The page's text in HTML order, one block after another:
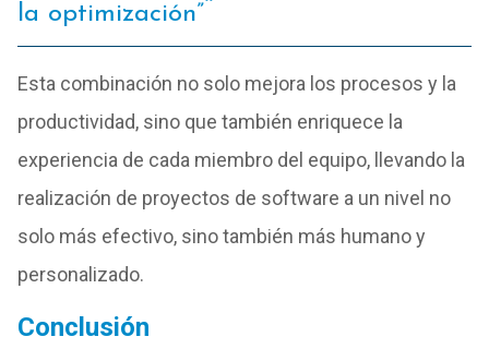
la optimización”
Esta combinación no solo mejora los procesos y la
productividad, sino que también enriquece la
experiencia de cada miembro del equipo, llevando la
realización de proyectos de software a un nivel no
solo más efectivo, sino también más humano y
personalizado.
Conclusión